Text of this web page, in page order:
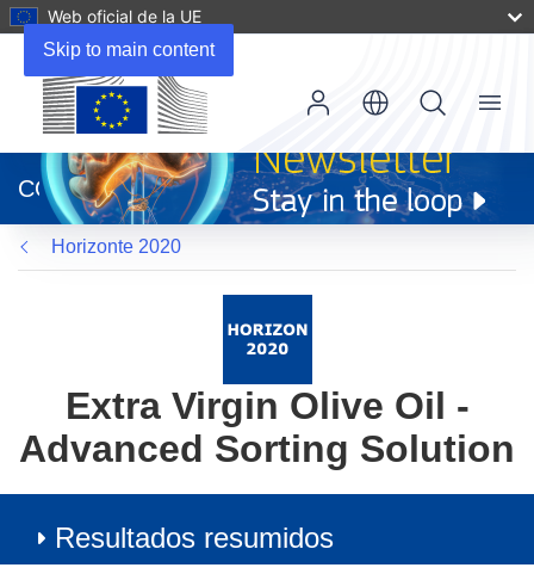
Skip to main content
Web oficial de la UE
abrirá
en
una
nueva
ventana)
CORDIS
Menu
Horizonte 2020
Extra Virgin Olive Oil -
Advanced Sorting Solution
Resultados resumidos